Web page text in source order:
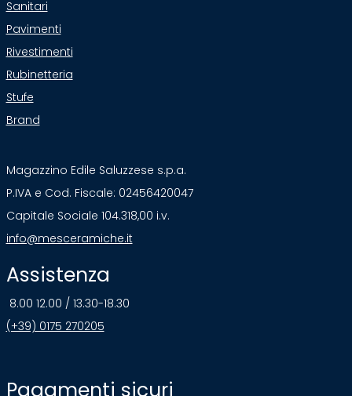
Sanitari
Pavimenti
Rivestimenti
Rubinetteria
Stufe
Brand
Magazzino Edile Saluzzese s.p.a.
P.IVA e Cod. Fiscale: 02456420047
Capitale Sociale 104.318,00 i.v.
info@mesceramiche.it
Assistenza
8.00 12.00 / 13.30-18.30
(+39) 0175 270205
Pagamenti sicuri